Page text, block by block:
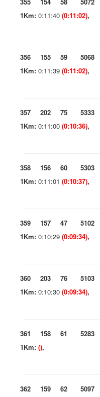
1Km: 0:11:40 (0:11:02),
356 155 59 5068
1Km: 0:11:39 (0:11:02),
357 202 75 5333
1Km: 0:11:00 (0:10:36),
358 156 60 5303
1Km: 0:11:01 (0:10:37),
359 157 47 5102
1Km: 0:10:29 (0:09:34),
360 203 76 5103
1Km: 0:10:30 (0:09:34),
361 158 61 5283
1Km: (),
362 159 62 5097